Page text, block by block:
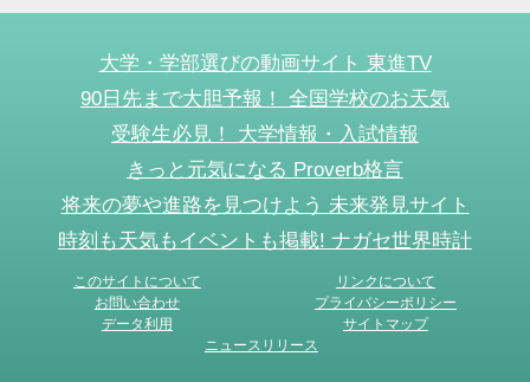
大学・学部選びの動画サイト 東進TV
90日先まで大胆予報！ 全国学校のお天気
受験生必見！ 大学情報・入試情報
きっと元気になる Proverb格言
将来の夢や進路を見つけよう 未来発見サイト
時刻も天気もイベントも掲載! ナガセ世界時計
このサイトについて
リンクについて
お問い合わせ
プライバシーポリシー
データ利用
サイトマップ
ニュースリリース